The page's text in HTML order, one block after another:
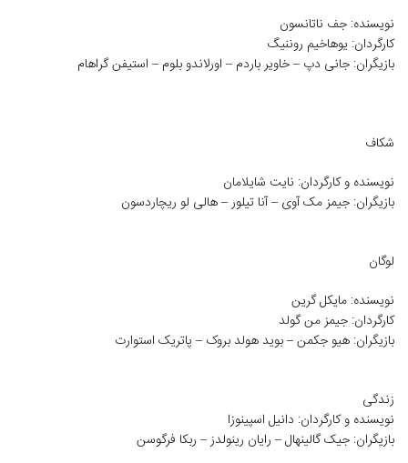
نویسنده: جف ناتانسون
کارگردان: یوهاخیم روننیگ
بازیگران: جانی دپ – خاویر باردم – اورلاندو بلوم – استیفن گراهام
شکاف
نویسنده و کارگردان: نایت شایلامان
بازیگران: جیمز مک آوی – آنا تیلور – هالی لو ریچاردسون
لوگان
نویسنده: مایکل گرین
کارگردان: جیمز من گولد
بازیگران: هیو جکمن – بوید هولد بروک – پاتریک استوارت
زندگی
نویسنده و کارگردان: دانیل اسپینوزا
بازیگران: جیک گالینهال – رایان رینولدز – ربکا فرگوسن